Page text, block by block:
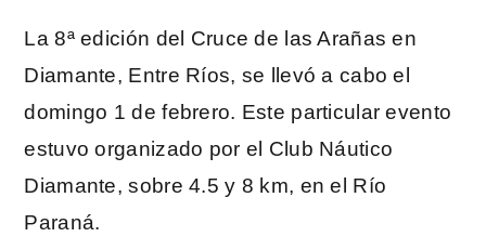
La 8ª edición del Cruce de las Arañas en
Diamante, Entre Ríos, se llevó a cabo el
domingo 1 de febrero. Este particular evento
estuvo organizado por el Club Náutico
Diamante, sobre 4.5 y 8 km, en el Río
Paraná.